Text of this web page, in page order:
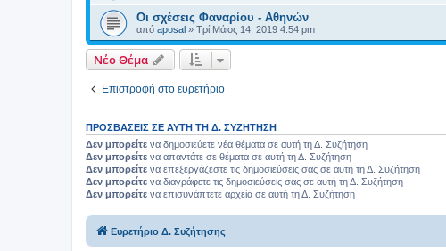
Οι σχέσεις Φαναρίου - Αθηνών
από aposal » Τρί Μάιος 14, 2019 4:54 pm
Νέο Θέμα
Επιστροφή στο ευρετήριο
ΠΡΟΣΒΆΣΕΙΣ ΣΕ ΑΥΤΉ ΤΗ Δ. ΣΥΖΉΤΗΣΗ
Δεν μπορείτε να δημοσιεύετε νέα θέματα σε αυτή τη Δ. Συζήτηση
Δεν μπορείτε να απαντάτε σε θέματα σε αυτή τη Δ. Συζήτηση
Δεν μπορείτε να επεξεργάζεστε τις δημοσιεύσεις σας σε αυτή τη Δ. Συζήτηση
Δεν μπορείτε να διαγράφετε τις δημοσιεύσεις σας σε αυτή τη Δ. Συζήτηση
Δεν μπορείτε να επισυνάπτετε αρχεία σε αυτή τη Δ. Συζήτηση
Ευρετήριο Δ. Συζήτησης